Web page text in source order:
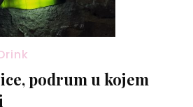
podrum u kojem